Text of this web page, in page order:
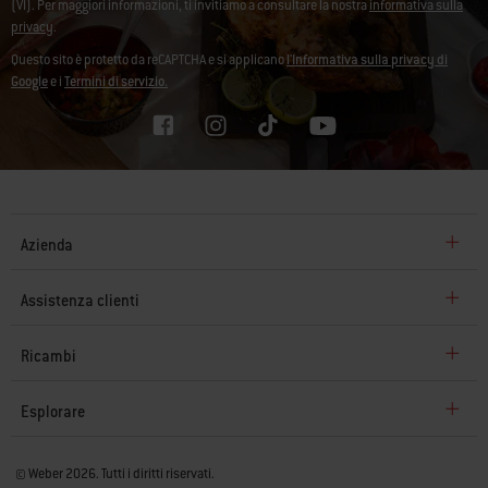
(VI). Per maggiori informazioni, ti invitiamo a consultare la nostra informativa sulla
privacy.
Questo sito è protetto da reCAPTCHA e si applicanol'Informativa sulla privacy di
Googlee iTermini di servizio.
Azienda
Assistenza clienti
Ricambi
Esplorare
© Weber 2026. Tutti i diritti riservati.